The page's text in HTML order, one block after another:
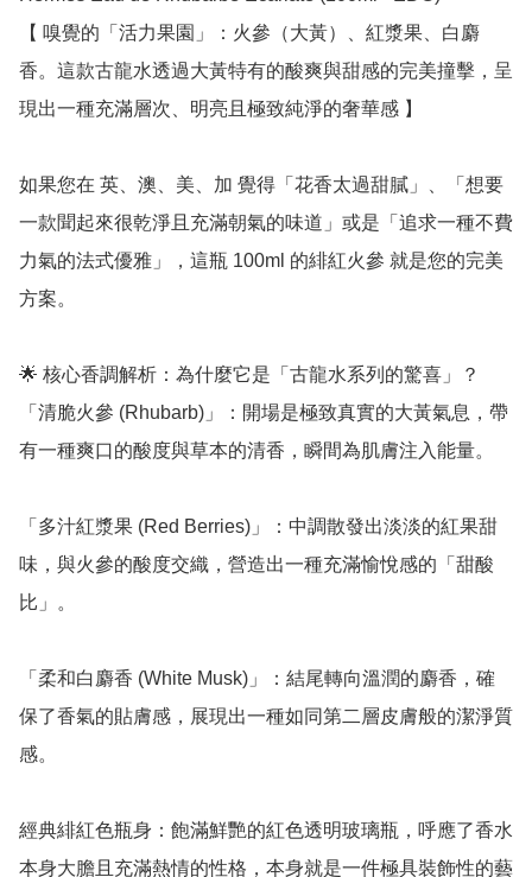
【 嗅覺的「活力果園」：火參（大黃）、紅漿果、白麝
香。這款古龍水透過大黃特有的酸爽與甜感的完美撞擊，呈
現出一種充滿層次、明亮且極致純淨的奢華感 】
如果您在 英、澳、美、加 覺得「花香太過甜膩」、「想要
一款聞起來很乾淨且充滿朝氣的味道」或是「追求一種不費
力氣的法式優雅」，這瓶 100ml 的緋紅火參 就是您的完美
方案。
🌟 核心香調解析：為什麼它是「古龍水系列的驚喜」？
「清脆火參 (Rhubarb)」：開場是極致真實的大黃氣息，帶
有一種爽口的酸度與草本的清香，瞬間為肌膚注入能量。
「多汁紅漿果 (Red Berries)」：中調散發出淡淡的紅果甜
味，與火參的酸度交織，營造出一種充滿愉悅感的「甜酸
比」。
「柔和白麝香 (White Musk)」：結尾轉向溫潤的麝香，確
保了香氣的貼膚感，展現出一種如同第二層皮膚般的潔淨質
感。
經典緋紅色瓶身：飽滿鮮艷的紅色透明玻璃瓶，呼應了香水
本身大膽且充滿熱情的性格，本身就是一件極具裝飾性的藝